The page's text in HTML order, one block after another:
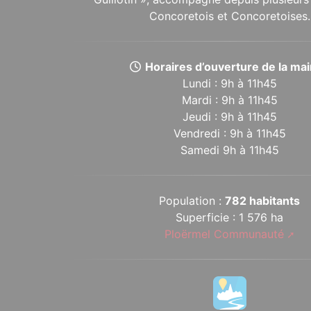
Concoretois et Concoretoises.
Horaires d’ouverture de la
Lundi : 9h à 11h45
Mardi : 9h à 11h45
Jeudi : 9h à 11h45
Vendredi : 9h à 11h45
Samedi 9h à 11h45
Population :782 habitants
Superficie : 1 576 ha
Ploërmel Communauté